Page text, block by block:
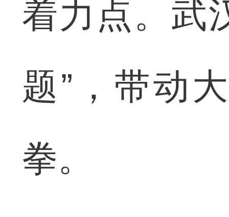
着力点。武
题”，带动
拳。